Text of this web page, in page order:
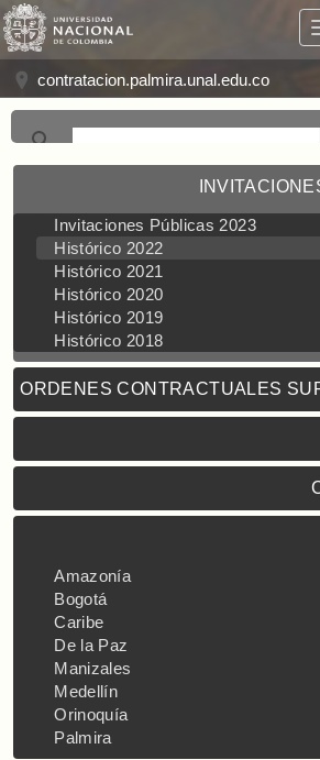
contratacion.palmira.unal.edu.co
Invitaciones Públicas 2023
Histórico 2022
Histórico 2021
Histórico 2020
Histórico 2019
Histórico 2018
ORDENES CONTRACTUALES
Amazonía
Bogotá
Caribe
De la Paz
Manizales
Medellín
Orinoquía
Palmira